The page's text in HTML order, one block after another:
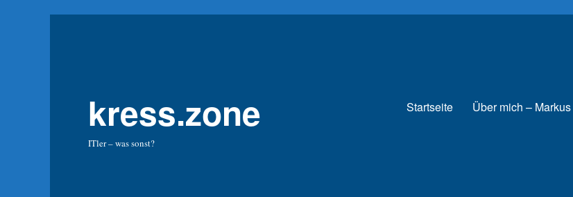
kress.zone
ITler – was sonst?
Startseite Über mich –